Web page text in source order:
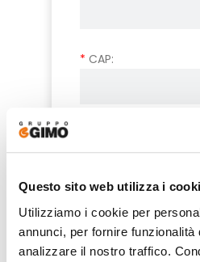
Questo sito web utilizza i
Utilizziamo i cookie per
annunci, per fornire
analizzare il nostro traffico.
* CAP:
Fax: